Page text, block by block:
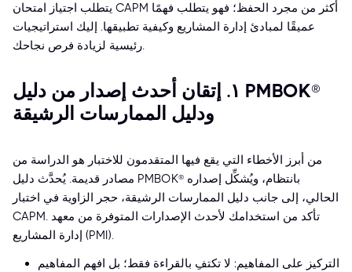
يتطلب اجتياز امتحان CAPM أكثر من مجرد الحفظ؛ فهو يتطلب فهمًا
عميقًا لمبادئ إدارة المشاريع وكيفية تطبيقها. إليك استراتيجيات
رئيسية لزيادة فرص نجاحك.
١. إتقان أحدث إصدار من دليل PMBOK®
ودليل الممارسات الرشيقة
من أبرز الأخطاء التي يقع فيها المتقدمون للاختبار هو الدراسة من
مصادر قديمة. يُحدَّث دليل PMBOK® بانتظام، ويُشكِّل إصداره
الحالي، إلى جانب دليل الممارسات الرشيقة، حجر الزاوية في اختبار
CAPM. تأكد من استخدامك لأحدث الإصدارات المتوفرة من معهد
إدارة المشاريع (PMI).
التركيز على المفاهيم: لا تكتفِ بالقراءة فقط؛ بل افهم المفاهيم